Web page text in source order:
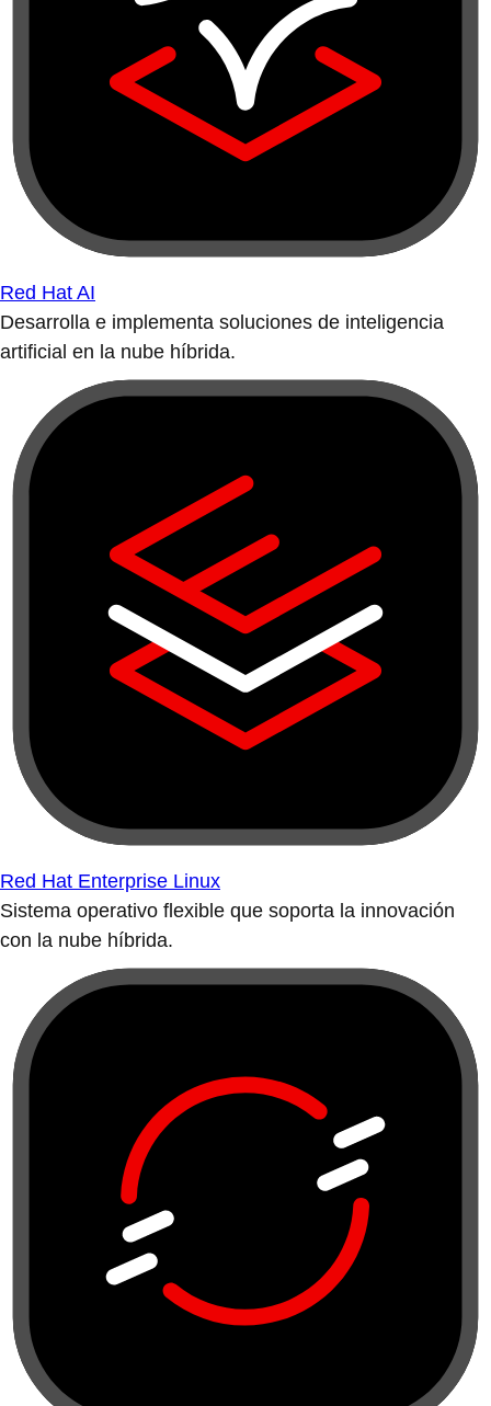
Red Hat AI
Desarrolla e implementa soluciones de inteligencia
artificial en la nube híbrida.
Red Hat Enterprise Linux
Sistema operativo flexible que soporta la innovación
con la nube híbrida.